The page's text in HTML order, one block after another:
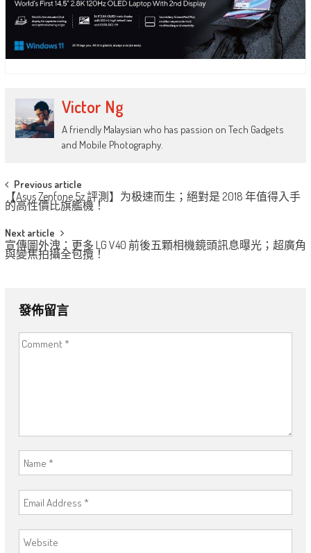
Victor Ng
A friendly Malaysian who has passion on Tech Gadgets
and Mobile Photography.
Post
navigation
Previous article
【Asus Zenfone 5z 評測】为极速而生；絕對是 2018 年值得入手
的高性價比旗艦機！
Next article
宣傳圖外洩：更多 LG V40 前後五顆相機鏡頭訊息曝光；超廣角
與變焦拍攝全包攬！
發佈留言